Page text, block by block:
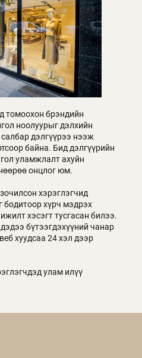
томоохон брэндийн
ноолуурыг дэлхийн
дэлгүүрээ нээж
байна. Бид дэлгүүрийн
уламжлалт ахуйн
онцлог юм.
хэрэглэгчид
бодитоор хүрч мэдрэх
хэсэгт тусгасан билээ.
бүтээгдэхүүний чанар
хуудсаа 24 хэл дээр
улам илүү